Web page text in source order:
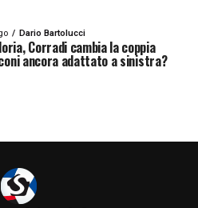
centravanti italiani
:«Lo sfidavo
che non
qui sopra.
Dario Bartolucci
Corradi cambia la coppia
ancora adattato a sinistra?